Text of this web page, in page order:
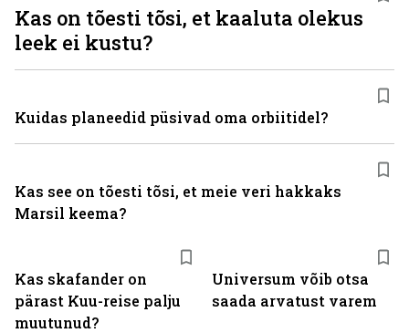
Kas skafander on
pärast Kuu-reise palju
muutunud?
Universum võib otsa
saada arvatust varem
Kas on tõesti tõsi, et kaaluta olekus
leek ei kustu?
Kuidas planeedid püsivad oma orbiitidel?
Kas see on tõesti tõsi, et meie veri hakkaks
Marsil keema?